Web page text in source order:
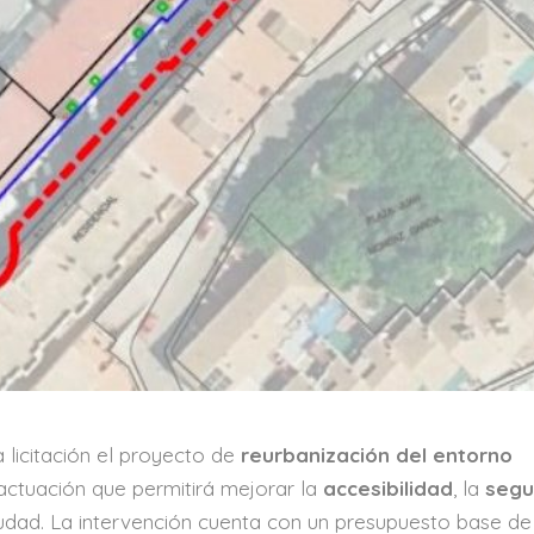
licitación el proyecto de reurbanización del entorno
que permitirá mejorar la accesibilidad , la
La intervención cuenta con un presupuesto base de